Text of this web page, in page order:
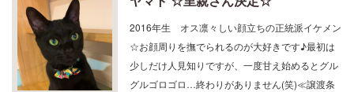
2016年生 オス凛々しい顔立ちの正統派イケメン
☆お顔周りを撫でられるのが大好きです♪最初は
少しだけ人見知りですが、一度甘え始めるとグル
グルゴロゴロ…終わりがありません(笑)≪譲渡条